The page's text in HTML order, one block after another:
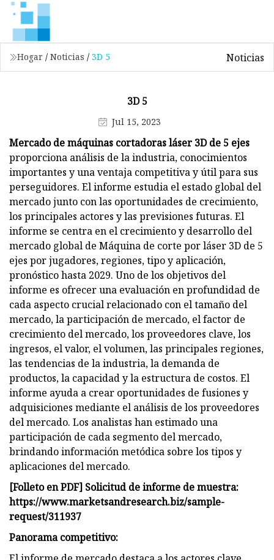
Hogar / Noticias / 3D 5 Noticias
3D 5
Jul 15, 2023
Mercado de máquinas cortadoras láser 3D de 5 ejes
proporciona análisis de la industria, conocimientos
importantes y una ventaja competitiva y útil para sus
perseguidores. El informe estudia el estado global del
mercado junto con las oportunidades de crecimiento,
los principales actores y las previsiones futuras. El
informe se centra en el crecimiento y desarrollo del
mercado global de Máquina de corte por láser 3D de 5
ejes por jugadores, regiones, tipo y aplicación,
pronóstico hasta 2029. Uno de los objetivos del
informe es ofrecer una evaluación en profundidad de
cada aspecto crucial relacionado con el tamaño del
mercado, la participación de mercado, el factor de
crecimiento del mercado, los proveedores clave, los
ingresos, el valor, el volumen, las principales regiones,
las tendencias de la industria, la demanda de
productos, la capacidad y la estructura de costos. El
informe ayuda a crear oportunidades de fusiones y
adquisiciones mediante el análisis de los proveedores
del mercado. Los analistas han estimado una
participación de cada segmento del mercado,
brindando información metódica sobre los tipos y
aplicaciones del mercado.
[Folleto en PDF] Solicitud de informe de muestra:
https://www.marketsandresearch.biz/sample-
request/311937
Panorama competitivo: